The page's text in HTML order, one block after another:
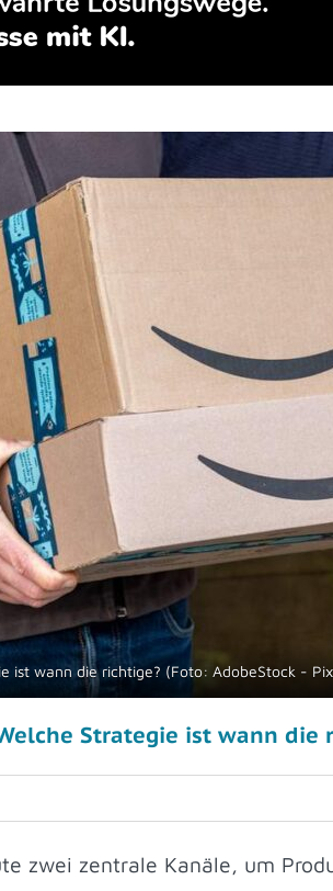
ist wann die richtige? (Foto: AdobeStock -
Welche Strategie ist wann die
zwei zentrale Kanäle, um